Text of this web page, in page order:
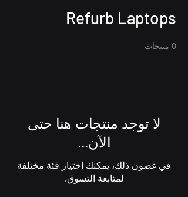
Refurb Laptops
0 منتجات
لا توجد منتجات هنا حتى
الآن...
في غضون ذلك، يمكنك اختيار فئة مختلفة
لمتابعة التسوق.